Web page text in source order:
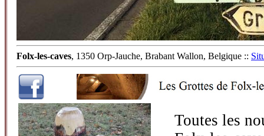
Folx-les-caves, 1350 Orp-Jauche, Brabant Wallon, Belgique ::